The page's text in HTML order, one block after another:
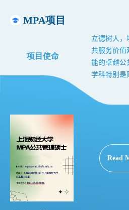
MPA项目
项目使命
立德树人，
共服务价值
能的卓越公
学科特别是
究；在中国
Read